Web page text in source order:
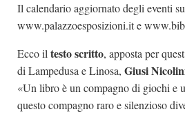
Il calendario aggiornato degli eventi su
www.palazzoesposizioni.ite
Ecco il testo scritto, apposta per
di Lampedusa e Linosa, Giusi
«Un libro è un compagno di giochi e
questo compagno raro e silenzioso